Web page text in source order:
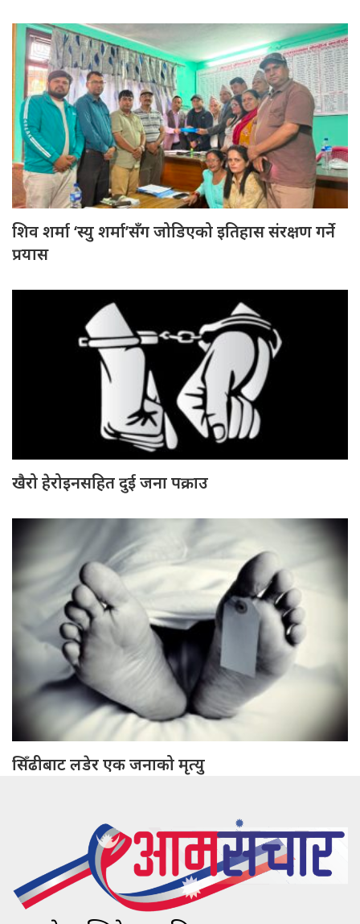
शिव शर्मा ‘स्यु शर्मा’सँग जोडिएको इतिहास संरक्षण गर्ने
प्रयास
खैरो हेरोइनसहित दुई जना पक्राउ
सिँढीबाट लडेर एक जनाको मृत्यु